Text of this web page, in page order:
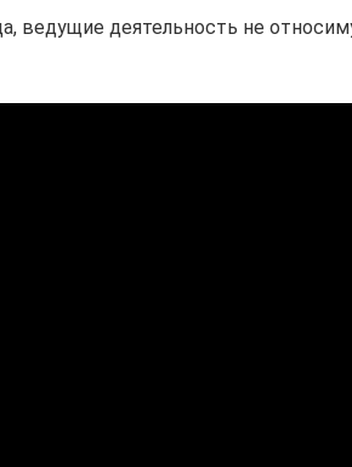
ведущие деятельность не